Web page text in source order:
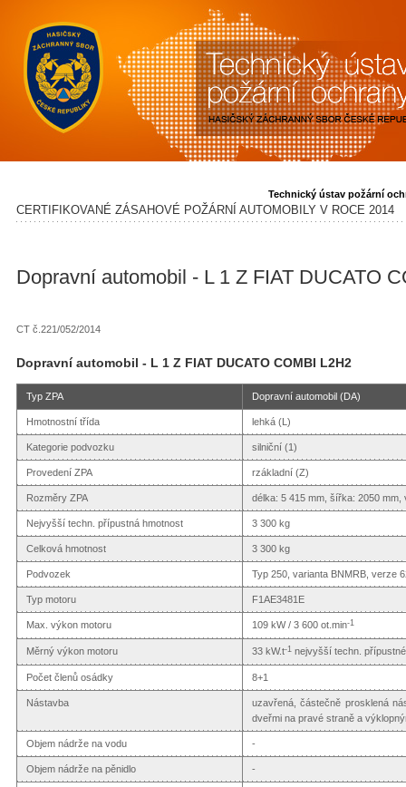
Technický ústav požární
CERTIFIKOVANÉ ZÁSAHOVÉ POŽÁRNÍ AUTOMOBILY V ROCE 2014
Dopravní automobil - L 1 Z FIAT DUCATO
CT č.221/052/2014
Dopravní automobil - L 1 Z FIAT DUCATO COMBI L2H2
Typ ZPA Dopravní automobil (DA)
Hmotnostní třída lehká (L)
Kategorie podvozku silniční (1)
Provedení ZPA rzákladní (Z)
Rozměry ZPA délka: 5 415 mm, šířka: 2050 mm,
Nejvyšší techn. přípustná hmotnost 3 300 kg
Celková hmotnost 3 300 kg
Podvozek Typ 250, varianta BNMRB, verze
Typ motoru F1AE3481E
Max. výkon motoru 109 kW / 3 600 ot.min-1
Měrný výkon motoru 33 kW.t-1 nejvyšší techn.
Počet členů osádky 8+1
Nástavba
uzavřená, částečně prosklená
dveřmi na pravé straně a
Objem nádrže na vodu -
Objem nádrže na pěnidlo -